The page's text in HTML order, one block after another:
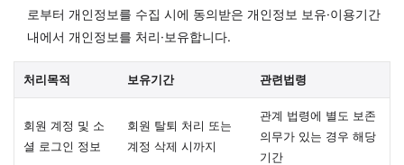
로부터 개인정보를 수집 시에 동의받은 개인정보 보유·이용기간
내에서 개인정보를 처리·보유합니다.
처리목적 보유기간 관련법령
회원 계정 및 소
셜 로그인 정보
회원 탈퇴 처리 또는
계정 삭제 시까지
관계 법령에 별도 보존
의무가 있는 경우 해당
기간